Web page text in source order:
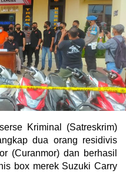
Kriminal (Satreskrim)
dua orang residivis
(Curanmor) dan berhasil
box merek Suzuki Carry